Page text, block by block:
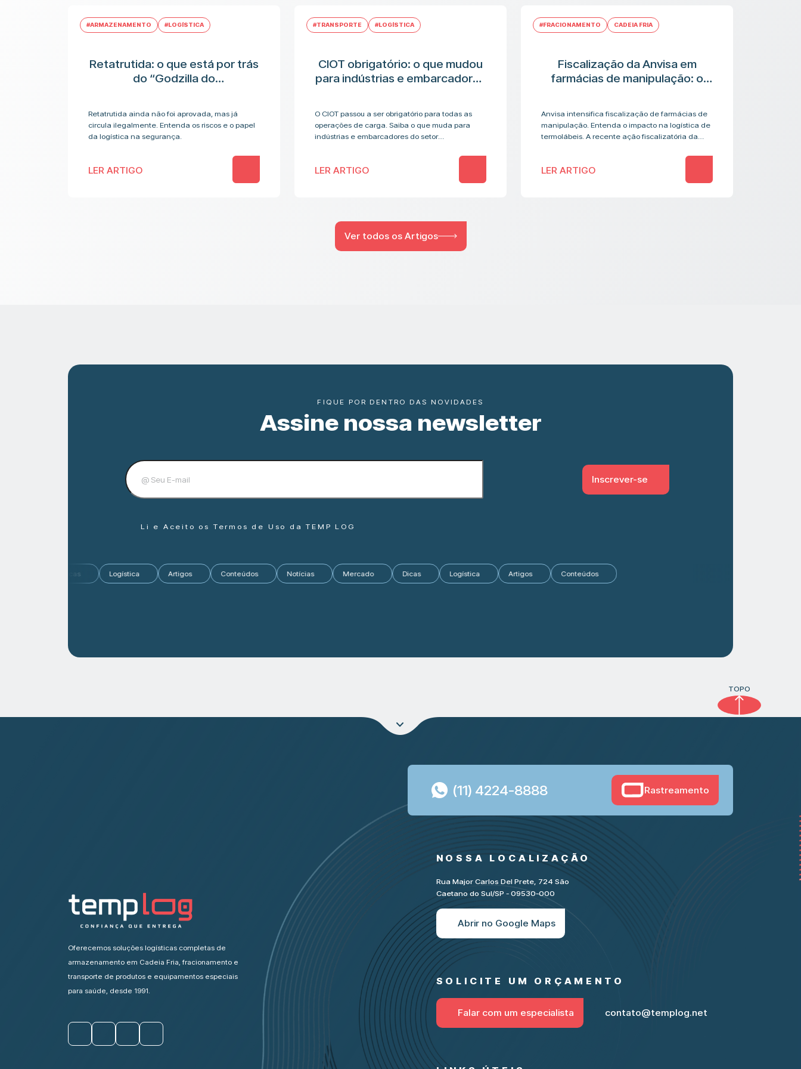
#ARMAZENAMENTO #LOGÍSTICA
Retatrutida: o que está por trás
do “Godzilla do
Retatrutida ainda não foi aprovada, mas já
circula ilegalmente. Entenda os riscos e o papel
da logística na segurança.
LER ARTIGO
#TRANSPORTE #LOGÍSTICA
CIOT obrigatório: o que mudou
para indústrias e embarcadores
O CIOT passou a ser obrigatório para todas as
operações de carga. Saiba o que muda para
indústrias e embarcadores do setor
LER ARTIGO
#FRACIONAMENTO CADEIA FRIA
Fiscalização da Anvisa em
farmácias de manipulação: o
Anvisa intensifica fiscalização de farmácias de
manipulação. Entenda o impacto na logística de
termolábeis. A recente ação fiscalizatória da
LER ARTIGO
Ver todos os Artigos
FIQUE POR DENTRO DAS NOVIDADES
Assine nossa newsletter
Li e Aceito os Termos de Uso da TEMP LOG
Inscrever-se
Dicas Logística Artigos Conteúdos Notícias Mercado Dicas Logística Artigos Conteúdos
TOPO
Oferecemos soluções logísticas completas de
armazenamento em Cadeia Fria, fracionamento e
transporte de produtos e equipamentos especiais
para saúde, desde 1991.
(11) 4224-8888 Rastreamento
NOSSA LOCALIZAÇÃO
Rua Major Carlos Del Prete, 724 São
Caetano do Sul/SP - 09530-000
Abrir no Google Maps
SOLICITE UM ORÇAMENTO
Falar com um especialista contato@templog.net